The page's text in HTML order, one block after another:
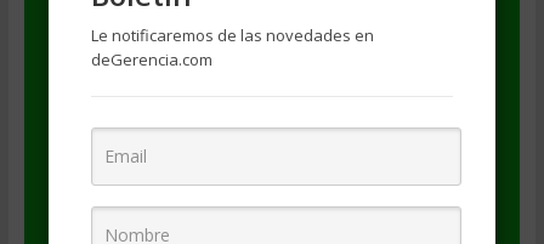
Eraso)
se provea un enlace al artículo original
(https://degerencia.com/articulo/diferencia-
tacticas/)
Le notificaremos de las novedades en
deGerencia.com